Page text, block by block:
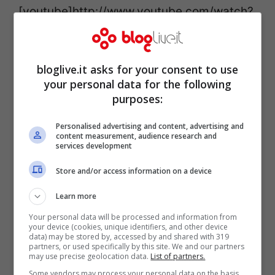
[youtube]http://www.youtube.com/watch?
v=uwqLn0F8jXk#t=13[/youtube]
Roy Keane su Haland, derby di
Manchester del 2000/2001:
bloglive.it asks for your consent to use
your personal data for the following
purposes:
Personalised advertising and content, advertising and
content measurement, audience research and
services development
Store and/or access information on a device
Learn more
Your personal data will be processed and information from
your device (cookies, unique identifiers, and other device
data) may be stored by, accessed by and shared with 319
partners, or used specifically by this site. We and our partners
may use precise geolocation data. List of partners.